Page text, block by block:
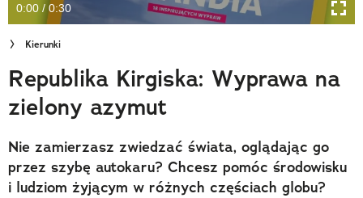
Cuda Polski
Wielki Konkurs Fotograficzny
Trendbook Podróżniczy
Polecane
0:00 / 0:30
Kierunki
Republika Kirgiska: Wyprawa na
zielony azymut
Nie zamierzasz zwiedzać świata, oglądając go
przez szybę autokaru? Chcesz pomóc środowisku
i ludziom żyjącym w różnych częściach globu?